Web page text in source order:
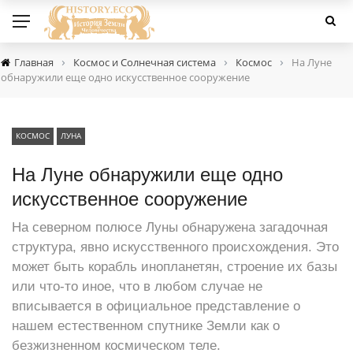
Главная › Космос и Солнечная система › Космос ›
На Луне
обнаружили еще одно искусственное сооружение
КОСМОС ЛУНА
На Луне обнаружили еще одно
искусственное сооружение
На северном полюсе Луны обнаружена загадочная
структура, явно искусственного происхождения. Это
может быть корабль инопланетян, строение их базы
или что-то иное, что в любом случае не
вписывается в официальное представление о
нашем естественном спутнике Земли как о
безжизненном космическом теле.